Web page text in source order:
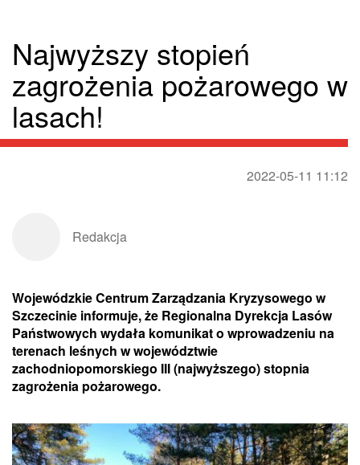
Najwyższy stopień
zagrożenia pożarowego w
lasach!
2022-05-11 11:12
Redakcja
Wojewódzkie Centrum Zarządzania Kryzysowego w
Szczecinie informuje, że Regionalna Dyrekcja Lasów
Państwowych wydała komunikat o wprowadzeniu na
terenach leśnych w województwie
zachodniopomorskiego III (najwyższego) stopnia
zagrożenia pożarowego.